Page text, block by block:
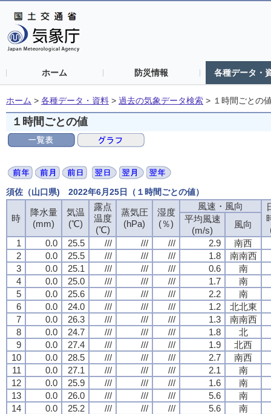
ホーム 防災情報 各種データ・
ホーム > 各種データ・資料 > 過去の気象データ検索 > １時間ごとの
１時間ごとの値
須佐（山口県) 2022年6月25日（１時間ごとの値）
時
降水量
(mm)
気温
(℃)
露点
温度
(℃)
蒸気圧
(hPa)
湿度
(％)
風速・風向
平均風速
(m/s)
風向
1
0.0 25.5 /// /// /// 2.9
南西
2
0.0 25.5 /// /// /// 1.8
南南西
3
0.0 25.1 /// /// /// 0.6
南
4
0.0 25.0 /// /// /// 1.7
南
5
0.0 25.6 /// /// /// 2.2
南
6
0.0 24.0 /// /// /// 1.2
北北東
7
0.0 26.3 /// /// /// 1.3
南南西
8
0.0 24.7 /// /// /// 1.8
北
9
0.0 27.4 /// /// /// 1.9
北西
10
0.0 28.5 /// /// /// 2.7
南西
11
0.0 27.1 /// /// /// 2.1
南
12
0.0 25.9 /// /// /// 1.6
南
13
0.0 26.0 /// /// /// 5.6
南
14
0.0 25.2 /// /// /// 5.6
南